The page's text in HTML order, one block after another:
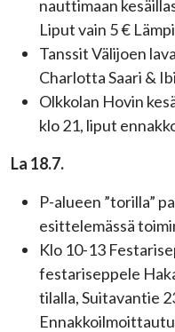
nauttimaan
Liput vain 5 €
Tanssit Välijoen
Charlotta Saari &
Olkkolan Hovin
klo 21, liput
La 18.7.
P-alueen ”torilla”
esittelemässä
Klo 10-13
festariseppele
tilalla, Suitavantie